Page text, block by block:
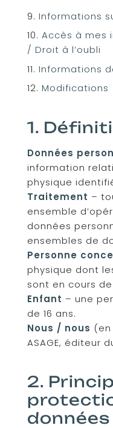
Informations
Accès à mes
/ Droit à l’oubli
Informations
Modifications
1.
Données
information
physique
Traitement –
ensemble
données
ensembles de
Personne
physique dont
sont en cours
Enfant – une
de 16 ans.
Nous / nous
ASAGE, éditeur
2.
données